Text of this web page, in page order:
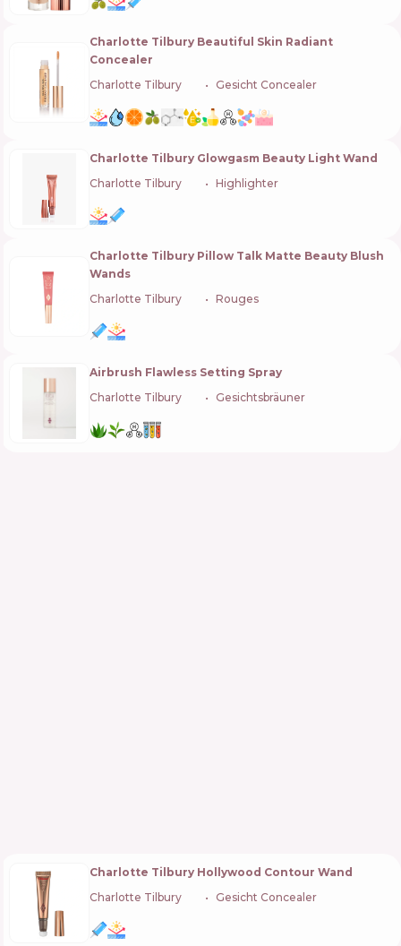
Charlotte Tilbury Beautiful Skin Radiant
Concealer
Charlotte Tilbury
Gesicht Concealer
Charlotte Tilbury Glowgasm Beauty Light Wand
Charlotte Tilbury
Highlighter
Charlotte Tilbury Pillow Talk Matte Beauty Blush
Wands
Charlotte Tilbury
Rouges
Airbrush Flawless Setting Spray
Charlotte Tilbury
Gesichtsbräuner
Charlotte Tilbury Hollywood Contour Wand
Charlotte Tilbury
Gesicht Concealer